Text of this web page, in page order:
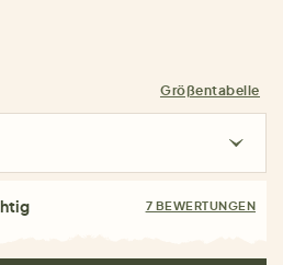
Größentabelle
7 BEWERTUNGEN